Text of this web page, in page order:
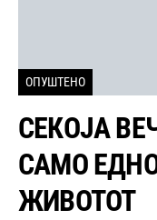
ОПУШТЕНО
СЕКОЈА
САМО
ЖИВОТОТ